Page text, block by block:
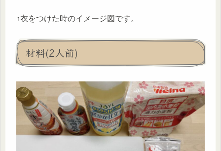
↑衣をつけた時のイメージ図です。
材料(2人前)